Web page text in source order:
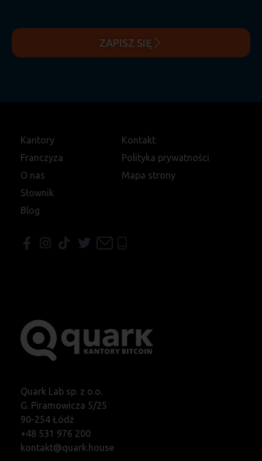
ZAPISZ SIĘ
Kantory
Franczyza
O nas
Słownik
Blog
Kontakt
Polityka prywatności
Mapa strony
Quark Lab sp. z o.o.
G. Piramowicza 5/25
90-254 Łódź
+48 531 976 200
kontakt@quark.house